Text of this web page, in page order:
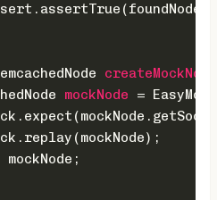
createMockNode
mockNode =
mockNode;